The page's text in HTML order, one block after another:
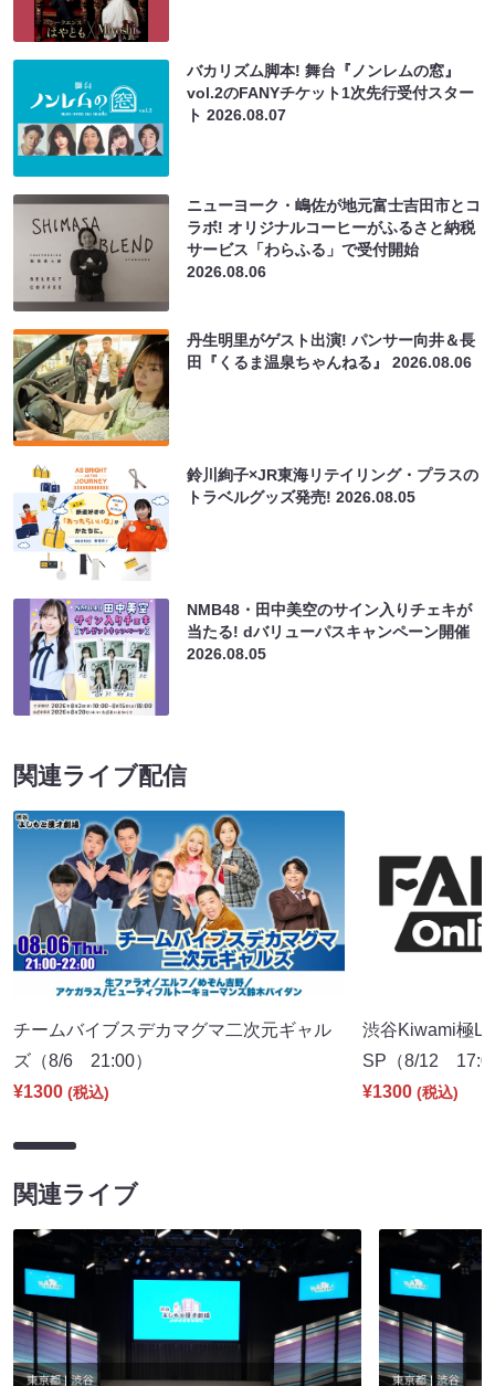
バカリズム脚本! 舞台『ノンレムの窓』
vol.2のFANYチケット1次先行受付スター
ト2026.08.07
ニューヨーク・嶋佐が地元富士吉田市とコ
ラボ! オリジナルコーヒーがふるさと納税
サービス「わらふる」で受付開始
2026.08.06
丹生明里がゲスト出演! パンサー向井＆長
田『くるま温泉ちゃんねる』2026.08.06
鈴川絢子×JR東海リテイリング・プラスの
トラベルグッズ発売!2026.08.05
NMB48・田中美空のサイン入りチェキが
当たる! dバリューパスキャンペーン開催
2026.08.05
関連ライブ配信
チームバイブスデカマグマ二次元ギャル
ズ（8/6 21:00）
¥1300 (税込)
渋谷Kiwami極
SP（8/12
¥1300 (税込)
関連ライブ